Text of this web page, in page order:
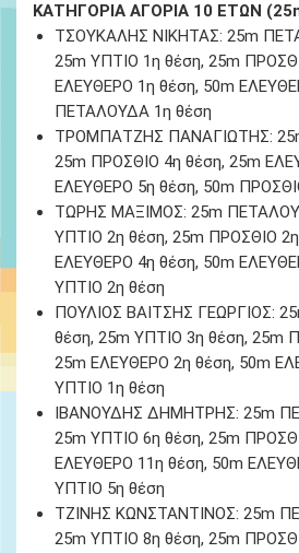
ΚΑΤΗΓΟΡΙΑ ΑΓΟΡΙΑ 10 ΕΤΩΝ
ΤΣΟΥΚΑΛΗΣ ΝΙΚΗΤΑΣ: 25m
25m ΥΠΤΙΟ 1η θέση, 25m
ΕΛΕΥΘΕΡΟ 1η θέση, 50m
ΠΕΤΑΛΟΥΔΑ 1η θέση
ΤΡΟΜΠΑΤΖΗΣ ΠΑΝΑΓΙΩΤΗΣ:
25m ΠΡΟΣΘΙΟ 4η θέση, 25m
ΕΛΕΥΘΕΡΟ 5η θέση, 50m
ΤΩΡΗΣ ΜΑΞΙΜΟΣ: 25m
ΥΠΤΙΟ 2η θέση, 25m ΠΡΟΣΘΙΟ 2
ΕΛΕΥΘΕΡΟ 4η θέση, 50m
ΥΠΤΙΟ 2η θέση
ΠΟΥΛΙΟΣ ΒΑΙΤΣΗΣ ΓΕΩΡΓΙΟΣ:
θέση, 25m ΥΠΤΙΟ 3η θέση, 25m
25m ΕΛΕΥΘΕΡΟ 2η θέση, 50m
ΥΠΤΙΟ 1η θέση
ΙΒΑΝΟΥΔΗΣ ΔΗΜΗΤΡΗΣ: 25m
25m ΥΠΤΙΟ 6η θέση, 25m
ΕΛΕΥΘΕΡΟ 11η θέση, 50m
ΥΠΤΙΟ 5η θέση
ΤΖΙΝΗΣ ΚΩΝΣΤΑΝΤΙΝΟΣ: 25m
25m ΥΠΤΙΟ 8η θέση, 25m